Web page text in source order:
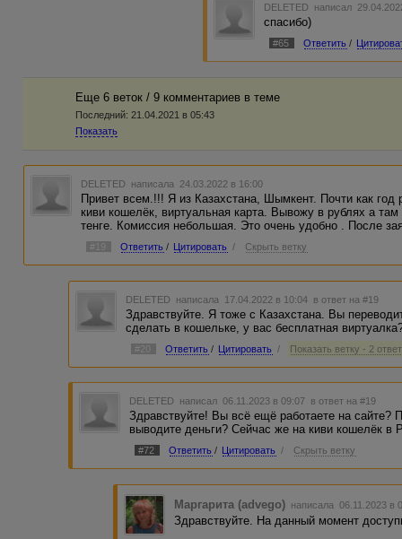
DELETED написал
спасибо)
#65 Ответить /
Еще 6 веток / 9 комментариев в темe
Последний: 21.04.2021 в 05:43
Показать
DELETED написала 24.03.2022 в 16:00
Привет всем.!!! Я из Казахстана, Шымкент. Почти как
киви кошелёк, виртуальная карта. Вывожу в рублях а
тенге. Комиссия небольшая. Это очень удобно . После
#19 Ответить / Цитировать / Скрыть ветку
DELETED написала 17.04.2022 в 10:04 в ответ на #19
Здравствуйте. Я тоже с Казахстана. Вы
сделать в кошельке, у вас бесплатная
#20 Ответить / Цитировать / Показать ветку - 2
DELETED написал 06.11.2023 в 09:07 в ответ на #19
Здравствуйте! Вы всё ещё работаете на сайте?
выводите деньги? Сейчас же на киви кошелёк в
#72 Ответить / Цитировать / Скрыть ветку
Маргарита (advego) написала 06.11.2023 в
Здравствуйте. На данный момент